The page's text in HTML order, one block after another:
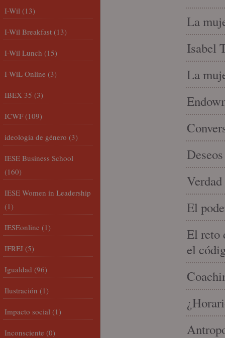
La
Isabel
La
El
El reto
el
I-Wil (13)
I-Wil Breakfast (13)
I-Wil Lunch (15)
I-WiL Online (3)
IBEX 35 (3)
ICWF (109)
ideología de género (3)
IESE Business School
(160)
IESE Women in Leadership
(1)
IESEonline (1)
IFREI (5)
Igualdad (96)
Ilustración (1)
Impacto social (1)
Inconsciente (0)